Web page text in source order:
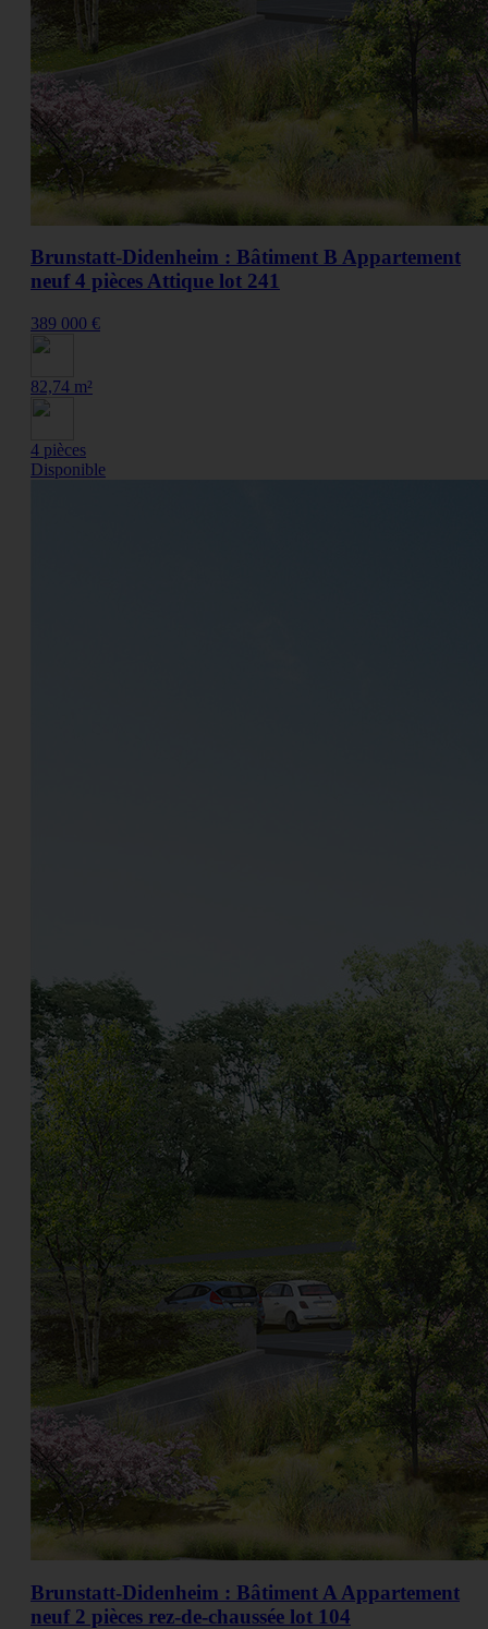
Brunstatt-Didenheim : Bâtiment B Appartement
neuf 4 pièces Attique lot 241
389 000 €
82,74 m²
4 pièces
Disponible
Brunstatt-Didenheim : Bâtiment A Appartement
neuf 2 pièces rez-de-chaussée lot 104